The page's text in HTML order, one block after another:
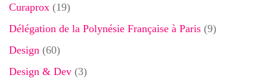
Curaprox (19)
Délégation de la Polynésie Française à Paris (9)
Design (60)
Design & Dev (3)